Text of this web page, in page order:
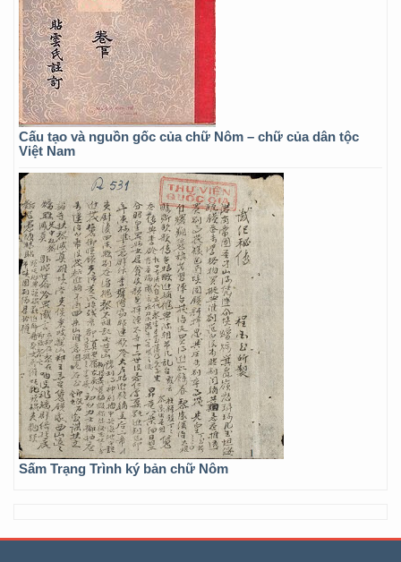
Cấu tạo và nguồn gốc của chữ Nôm – chữ của dân tộc
Việt Nam
Sấm Trạng Trình ký bản chữ Nôm